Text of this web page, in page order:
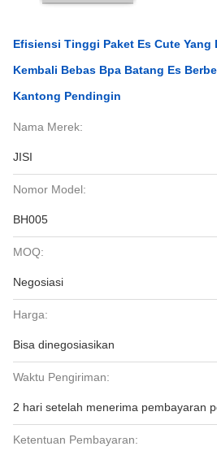
Efisiensi Tinggi Paket Es Cute Yang
Kembali Bebas Bpa Batang Es
Kantong Pendingin
Nama Merek:
JISI
Nomor Model:
BH005
MOQ:
Negosiasi
Harga:
Bisa dinegosiasikan
Waktu Pengiriman:
2 hari setelah menerima pembayaran
Ketentuan Pembayaran: